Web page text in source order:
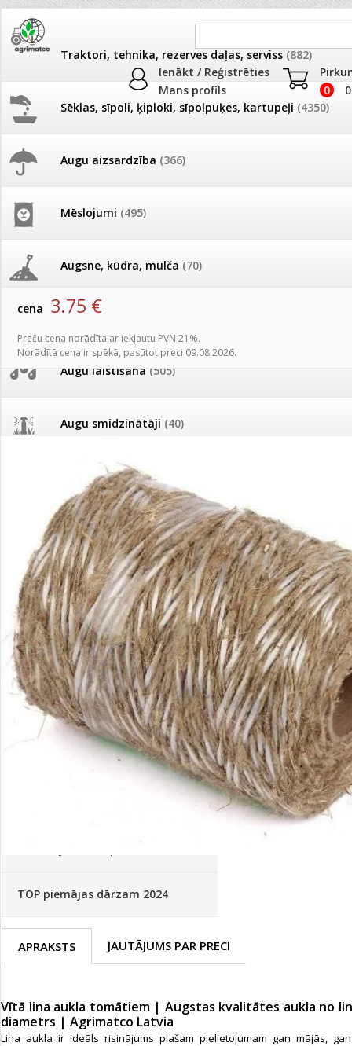
Ienākt / Reģistrēties
Mans profils
0
Traktori, tehnika, rezerves daļas, serviss (882)
Sēklas, sīpoli, ķiploki, sīpolpuķes, kartupeļi (4350)
Augu aizsardzība (366)
Mēslojumi (495)
Augsne, kūdra, mulča (70)
Podi un kasetes
Augu laistīšana (505)
Augu smidzinātāji (40)
Pārklāji, plēves(173)
Dārza instrumenti un tehnika(359)
Deratizācija, dezinsekcija(95)
Dezinfekcija, tīrīšana, mazgāšana(29)
Dažādi(75)
Palīglīdzekļi augu audzēšanai(72)
JAUNUMI
Pašlasīšanas vietu katalogs
26.05. Vebinārs - Kā ierobežot
gliemežus piemājas dārzā un
Ūdens piemērotības noteikšana
smidzinājumu veikšanai
Pievienojies braucienam uz
Tomātu diena
Tagad Vitrol GB arī 20kg
iepakojumā!
Tomātu diena 21.augustā
Ievešanas atļaujas 2025
Visas datu drošības lapas (DDL)
vienuviet
Klientu Diena
Novatec - izcils mēslošanai arī
TOP piemājas dārzam 2024
AKCIJAS
frēze + mulčieris +
AKCIJAS komplekts -
Auklas, lentes
Produkti »Palīglīdzekļi augu audzēšanai
Aukla vīta PA-6/lini 2mm*200g
artikuls: 47540 EAN: 4750646009085
cena 3.75 €
Preču cena norādīta ar iekļautu PVN 21%.
Norādītā cena ir spēkā, pasūtot preci 09.08.2026.
APRAKSTS JAUTĀJUMS PAR PRECI
Vītā lina aukla tomātiem | Augstas kvalitātes aukla no
diametrs | Agrimatco Latvia
Lina aukla ir ideāls risinājums plašam pielietojumam gan mājās,